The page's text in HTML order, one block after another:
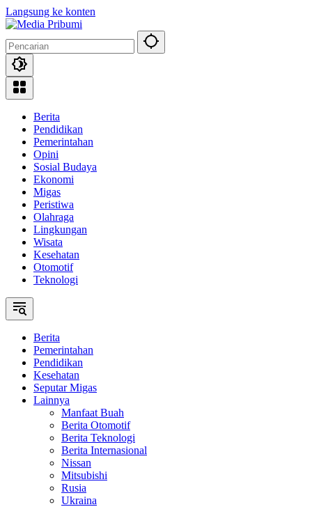
Langsung ke konten
Berita
Pendidikan
Pemerintahan
Opini
Sosial Budaya
Ekonomi
Migas
Peristiwa
Olahraga
Lingkungan
Wisata
Kesehatan
Otomotif
Teknologi
Berita
Pemerintahan
Pendidikan
Kesehatan
Seputar Migas
Lainnya
Manfaat Buah
Berita Otomotif
Berita Teknologi
Berita Internasional
Nissan
Mitsubishi
Rusia
Ukraina